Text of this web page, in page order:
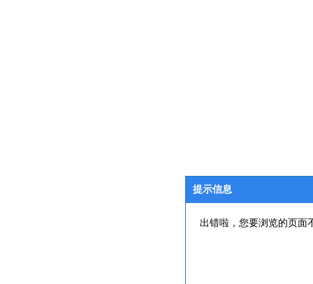
提示信息
出错啦，您要浏览的页面